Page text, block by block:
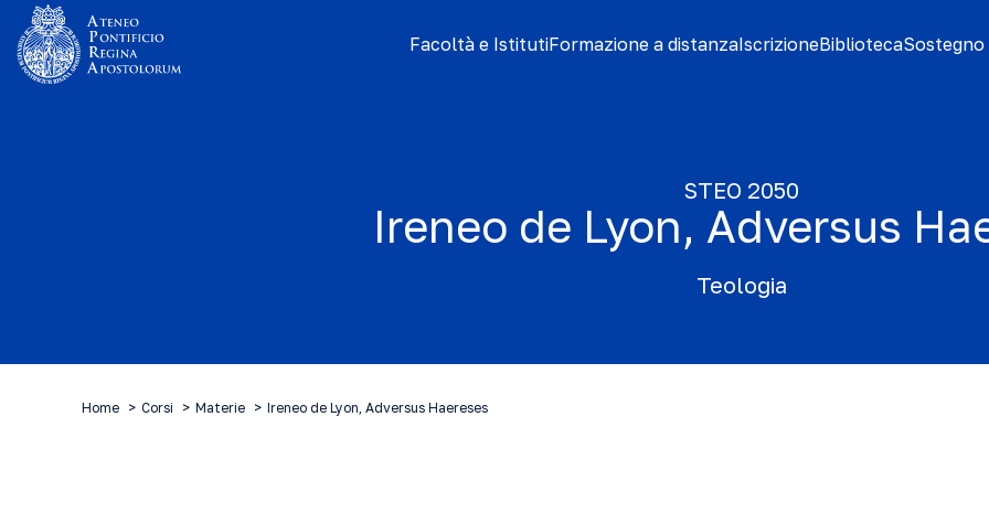
Facoltà e IstitutiFormazione a distanzaIscrizioneBiblioteca
STEO 2050
Ireneo de Lyon, Adversus
Teologia
Home Corsi Materie Ireneo de Lyon, Adversus Haereses